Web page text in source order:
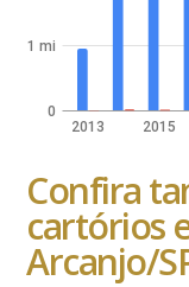
2013 2015
0
1 mi
Confira
cartórios
Arcanjo/